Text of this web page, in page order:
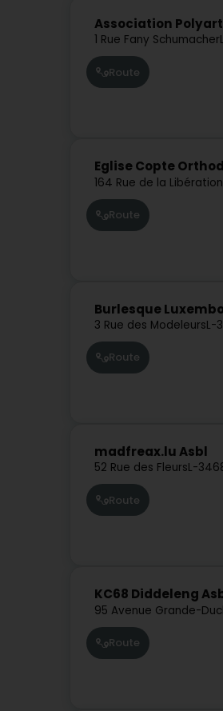
Association
1 Rue Fany Schumacher
Route
Eglise Copte
164 Rue de la Libération
Route
Burlesque
3 Rue des ModeleursL-
Route
madfreax.lu Asbl
52 Rue des FleursL-
Route
KC68 Diddeleng
95 Avenue Grande-
Route